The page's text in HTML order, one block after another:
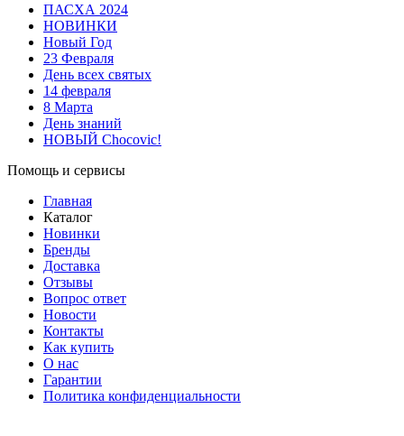
ПАСХА 2024
НОВИНКИ
Новый Год
23 Февраля
День всех святых
14 февраля
8 Марта
День знаний
НОВЫЙ Chocovic!
Помощь и сервисы
Главная
Каталог
Новинки
Бренды
Доставка
Отзывы
Вопрос ответ
Новости
Контакты
Как купить
О нас
Гарантии
Политика конфиденциальности